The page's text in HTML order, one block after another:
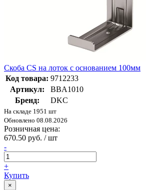
Скоба CS на лоток с основанием 100мм
Код товара: 9712233
Артикул:
BBA1010
Бренд:
DKC
На складе 1951 шт
Обновлено 08.08.2026
Розничная цена:
670.50 руб. / шт
-
+
Купить
×